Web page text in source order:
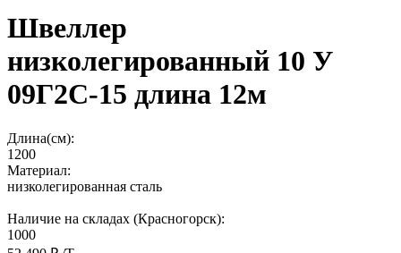
Швеллер
низколегированный 10 У
09Г2С-15 длина 12м
Длина(см):
1200
Материал:
низколегированная сталь
Наличие на складах (Красногорск):
1000